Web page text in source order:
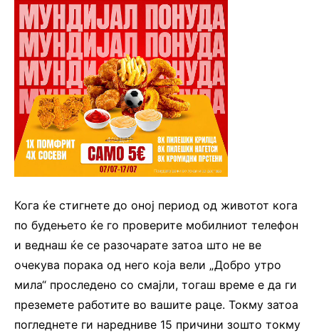
Кога ќе стигнете до оној период од животот кога
по будењето ќе го проверите мобилниот телефон
и веднаш ќе се разочарате затоа што не ве
очекува порака од него која вели „Добро утро
мила“ проследено со смајли, тогаш време е да ги
преземете работите во вашите раце. Токму затоа
погледнете ги наредниве 15 причини зошто токму